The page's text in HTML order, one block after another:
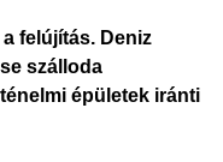
felújítás. Deniz
szálloda
épületek iránti